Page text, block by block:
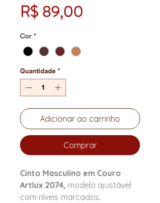
R$ 89,00
Cor *
Quantidade *
Adicionar ao carrinho
Comprar
Cinto Masculino em Couro
Artlux 2074, modelo ajustável
com níveis marcados.